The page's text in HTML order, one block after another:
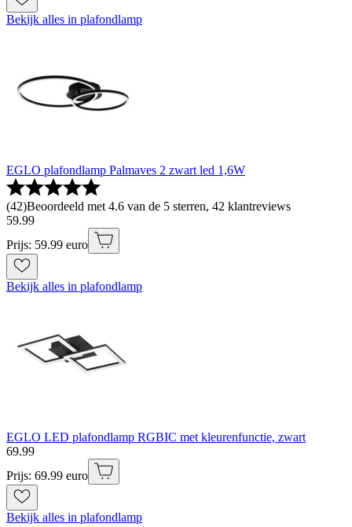
Bekijk alles in plafondlamp
EGLO plafondlamp Palmaves 2 zwart led 1,6W
(42)Beoordeeld met 4.6 van de 5 sterren, 42 klantreviews
59.99
Prijs: 59.99 euro
Bekijk alles in plafondlamp
EGLO LED plafondlamp RGBIC met kleurenfunctie, zwart
69.99
Prijs: 69.99 euro
Bekijk alles in plafondlamp